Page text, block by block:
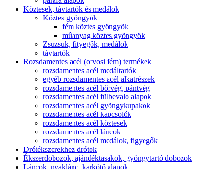
Köztesek, távtartók és medálok
Köztes gyöngyök
fém köztes gyöngyök
mûanyag köztes gyöngyök
Zsuzsuk, fityegők, medálok
távtartók
Rozsdamentes acél (orvosi fém) termékek
rozsdamentes acél medáltartók
egyéb rozsdamentes acél alkatrészek
rozsdamentes acél bőrvég, pántvég
rozsdamentes acél fülbevaló alapok
rozsdamentes acél gyöngykupakok
rozsdamentes acél kapcsolók
rozsdamentes acél köztesek
rozsdamentes acél láncok
rozsdamentes acél medálok, figyegők
Drótékszerekhez drótok
Ékszerdobozok, ajándéktasakok, gyöngytartó dobozok
Láncok, nyaklánc, karkötő alapok